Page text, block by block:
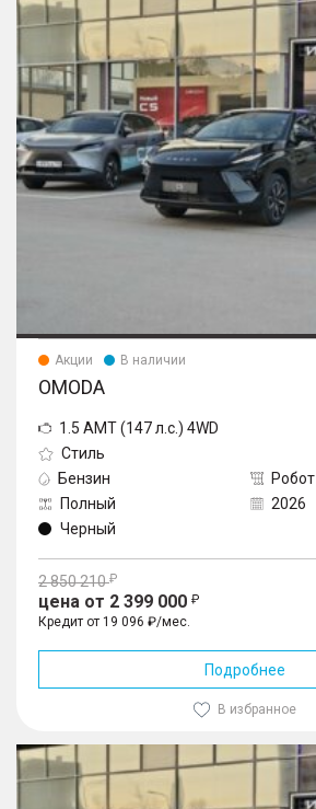
Акции В наличии
OMODA
1.5 AMT (147 л.с.) 4WD
Стиль
Бензин
Робот
Полный
2026
Черный
2 850 210
цена от 2 399 000
Кредит от 19 096 ₽/мес.
Подробнее
В избранное